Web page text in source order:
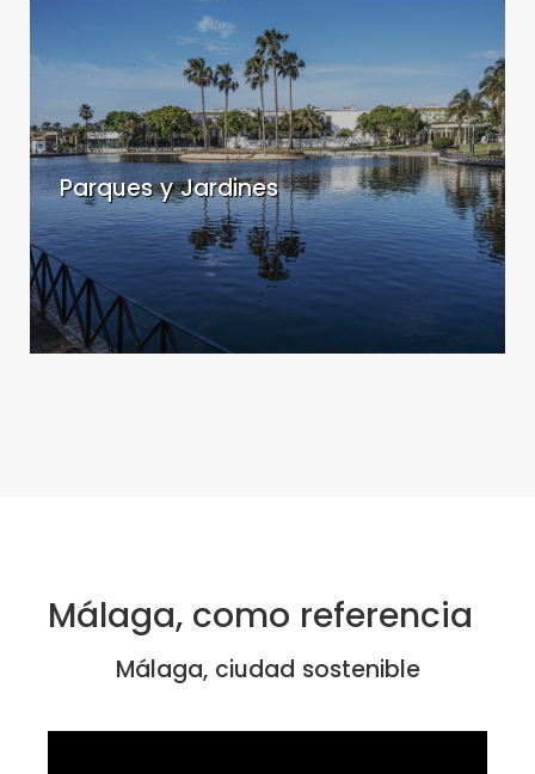
y
Jardines
-
Parques
y
Jardines
Parques y Jardines
Málaga, como referencia
Málaga, ciudad sostenible